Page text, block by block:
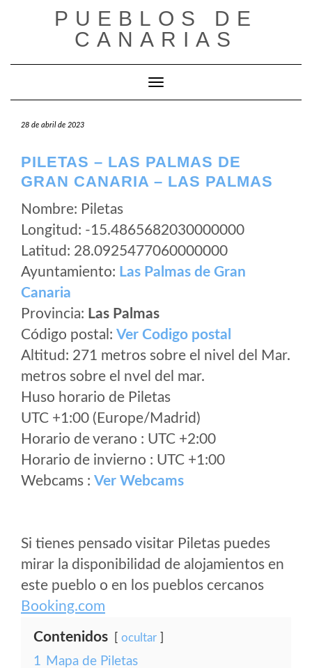
PUEBLOS DE
CANARIAS
Cambiar modo de navegación
28 de abril de 2023
PILETAS – LAS PALMAS DE
GRAN CANARIA – LAS PALMAS
Nombre: Piletas
Longitud: -15.4865682030000000
Latitud: 28.0925477060000000
Ayuntamiento: Las Palmas de Gran
Canaria
Provincia: Las Palmas
Código postal: Ver Codigo postal
Altitud: 271 metros sobre el nivel del Mar.
metros sobre el nvel del mar.
Huso horario de Piletas
UTC +1:00 (Europe/Madrid)
Horario de verano : UTC +2:00
Horario de invierno : UTC +1:00
Webcams : Ver Webcams
Si tienes pensado visitar Piletas puedes
mirar la disponibilidad de alojamientos en
este pueblo o en los pueblos cercanos
Booking.com
Contenidos ocultar
1 Mapa de Piletas